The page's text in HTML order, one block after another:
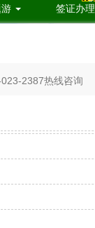
签证办理
2387热线咨询